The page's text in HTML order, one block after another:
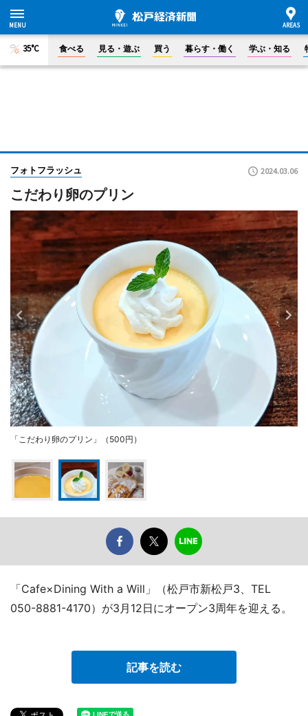
35°C 食べる 見る・遊ぶ 買う 暮らす・働く 学ぶ・知る
フォトフラッシュ 2024.03.06
こだわり卵のプリン
「こだわり卵のプリン」（500円）
「Cafe×Dining With a Will」（松戸市新松戸3、TEL
050-8881-4170）が3月12日にオープン3周年を迎える。
記事を読む